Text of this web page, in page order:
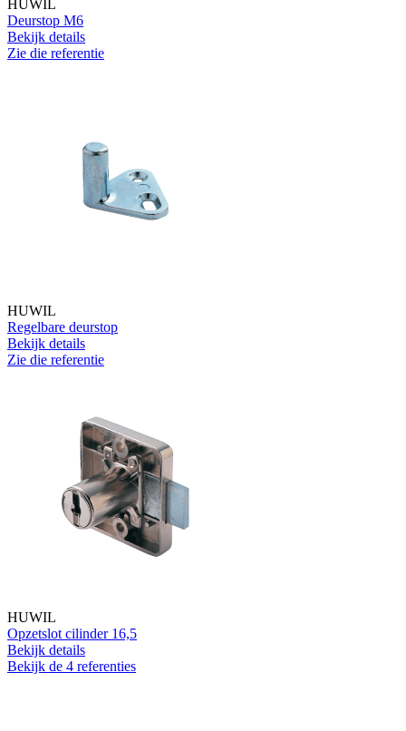
HUWIL
Deurstop M6
Bekijk details
Zie die referentie
HUWIL
Regelbare deurstop
Bekijk details
Zie die referentie
HUWIL
Opzetslot cilinder 16,5
Bekijk details
Bekijk de 4 referenties